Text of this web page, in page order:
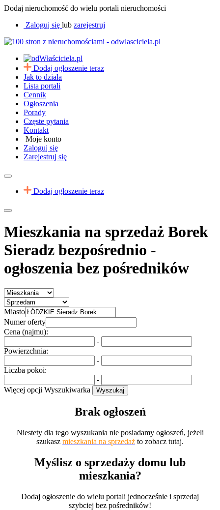
Dodaj nieruchomość do wielu portali nieruchomości
Zaloguj się lub zarejestruj
Dodaj ogłoszenie teraz
Jak to działa
Lista portali
Cennik
Ogłoszenia
Porady
Częste pytania
Kontakt
Moje konto
Zaloguj się
Zarejestruj się
Dodaj ogłoszenie teraz
Mieszkania na sprzedaż Borek
Sieradz bezpośrednio -
ogłoszenia bez pośredników
Miasto
Numer oferty
Cena (najmu):
-
Powierzchnia:
-
Liczba pokoi:
-
Więcej opcji Wyszukiwarka Wyszukaj
Brak ogłoszeń
Niestety dla tego wyszukania nie posiadamy ogłoszeń, jeżeli
szukasz mieszkania na sprzedaż to zobacz tutaj.
Myślisz o sprzedaży domu lub
mieszkania?
Dodaj ogłoszenie do wielu portali jednocześnie i sprzedaj
szybciej bez pośredników!